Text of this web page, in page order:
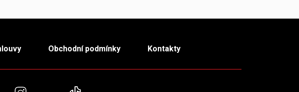
Obchodní podmínky Kontakty